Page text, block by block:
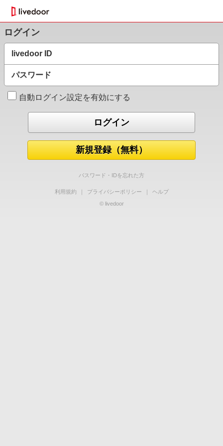
ログイン
livedoor ID
パスワード
自動ログイン設定を有効にする
新規登録（無料）
パスワード・IDを忘れた方
利用規約 ｜ プライバシーポリシー ｜
ヘルプ
© livedoor